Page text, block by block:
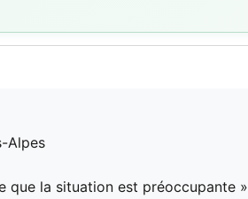
Alpes
que la situation est préoccupante »